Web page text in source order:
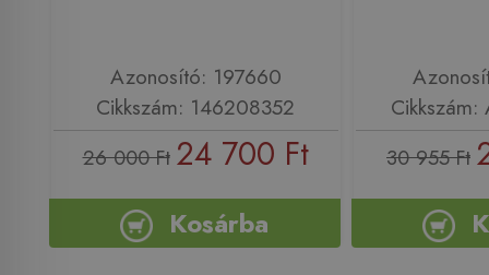
Azonosító: 197660
Cikkszám: 146208352
26 000 Ft 24 700 Ft
Kosárba
30 955 Ft